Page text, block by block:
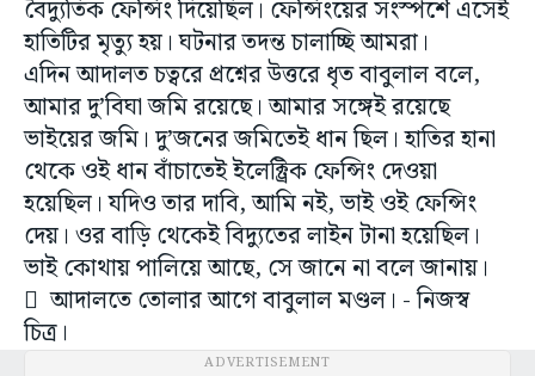
বৈদ্যুতিক ফেন্সিং দিয়েছিল। ফেন্সিংয়ের সংস্পর্শে এসেই
হাতিটির মৃত্যু হয়। ঘটনার তদন্ত চালাচ্ছি আমরা।
এদিন আদালত চত্বরে প্রশ্নের উত্তরে ধৃত বাবুলাল বলে,
আমার দু’বিঘা জমি রয়েছে। আমার সঙ্গেই রয়েছে
ভাইয়ের জমি। দু’জনের জমিতেই ধান ছিল। হাতির হানা
থেকে ওই ধান বাঁচাতেই ইলেক্ট্রিক ফেন্সিং দেওয়া
হয়েছিল। যদিও তার দাবি, আমি নই, ভাই ওই ফেন্সিং
দেয়। ওর বাড়ি থেকেই বিদ্যুতের লাইন টানা হয়েছিল।
ভাই কোথায় পালিয়ে আছে, সে জানে না বলে জানায়।
 আদালতে তোলার আগে বাবুলাল মণ্ডল। - নিজস্ব
চিত্র।
ADVERTISEMENT